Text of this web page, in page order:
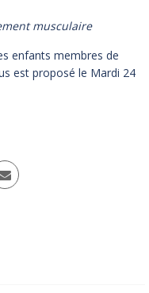
musculaire
enfants membres de
est proposé le Mardi 24